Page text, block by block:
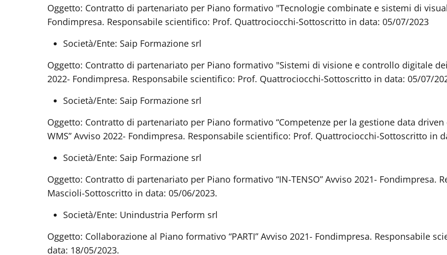
Oggetto: Contratto di partenariato per Piano formativo "Tecnologie combinate e sistemi di
Fondimpresa. Responsabile scientifico: Prof. Quattrociocchi-Sottoscritto in data: 05/07/2023
Società/Ente: Saip Formazione srl
Oggetto: Contratto di partenariato per Piano formativo "Sistemi di visione e controllo digitale
2022- Fondimpresa. Responsabile scientifico: Prof. Quattrociocchi-Sottoscritto in data: 05/07/
Società/Ente: Saip Formazione srl
Oggetto: Contratto di partenariato per Piano formativo “Competenze per la gestione data
WMS” Avviso 2022- Fondimpresa. Responsabile scientifico: Prof. Quattrociocchi-Sottoscritto in
Società/Ente: Saip Formazione srl
Oggetto: Contratto di partenariato per Piano formativo “IN-TENSO” Avviso 2021- Fondimpresa.
Mascioli-Sottoscritto in data: 05/06/2023.
Società/Ente: Unindustria Perform srl
Oggetto: Collaborazione al Piano formativo “PARTI” Avviso 2021- Fondimpresa. Responsabile
data: 18/05/2023.